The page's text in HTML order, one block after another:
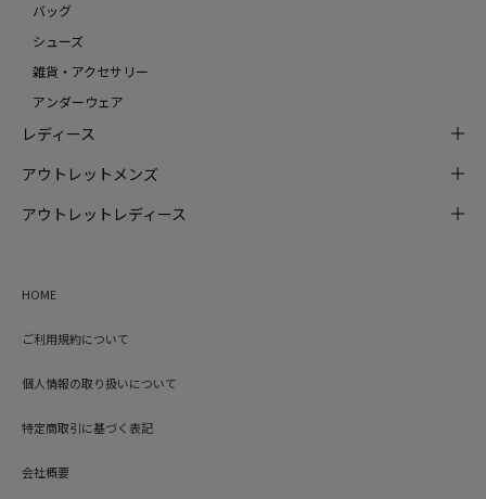
バッグ
シューズ
雑貨・アクセサリー
アンダーウェア
レディース
アウトレットメンズ
アウトレットレディース
HOME
ご利用規約について
個人情報の取り扱いについて
特定商取引に基づく表記
会社概要